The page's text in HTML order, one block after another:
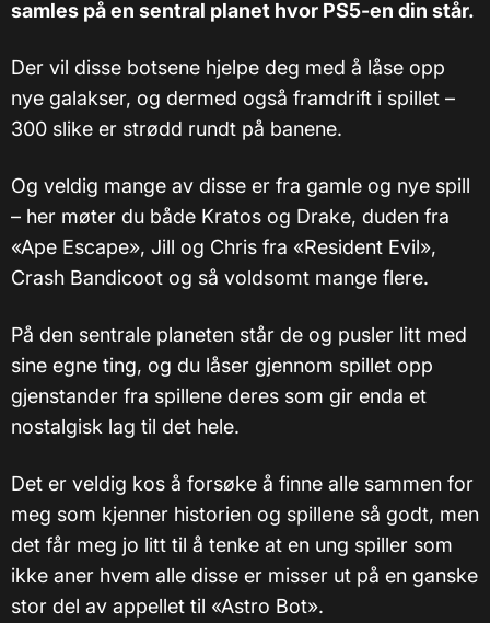
samles på en sentral planet hvor PS5-en din står.
Der vil disse botsene hjelpe deg med å låse opp
nye galakser, og dermed også framdrift i spillet –
300 slike er strødd rundt på banene.
Og veldig mange av disse er fra gamle og nye spill
– her møter du både Kratos og Drake, duden fra
«Ape Escape», Jill og Chris fra «Resident Evil»,
Crash Bandicoot og så voldsomt mange flere.
På den sentrale planeten står de og pusler litt med
sine egne ting, og du låser gjennom spillet opp
gjenstander fra spillene deres som gir enda et
nostalgisk lag til det hele.
Det er veldig kos å forsøke å finne alle sammen for
meg som kjenner historien og spillene så godt, men
det får meg jo litt til å tenke at en ung spiller som
ikke aner hvem alle disse er misser ut på en ganske
stor del av appellet til «Astro Bot».